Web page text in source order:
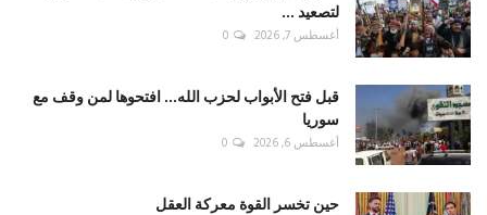
لتصعيد ...
أغسطس 7, 2026 0
قبل فتح الأبواب لحزب الله... افتحوها لمن وقف مع
سوريا
أغسطس 6, 2026 0
حين تخسر القوة معركة العقل